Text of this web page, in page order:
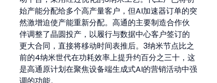
始产能分配给多个高产量客户，但AI加速器订单的突
然激增迫使产能重新分配。高通的主要制造合作伙
伴调整了晶圆投产，以履行与数据中心客户签订的
更大合同，直接将移动时间表推后。3纳米节点比之
前的4纳米世代在功耗效率上提升约百分之三十，这
是高通原计划在聚焦设备端生成式AI的营销活动中强
调的功能。